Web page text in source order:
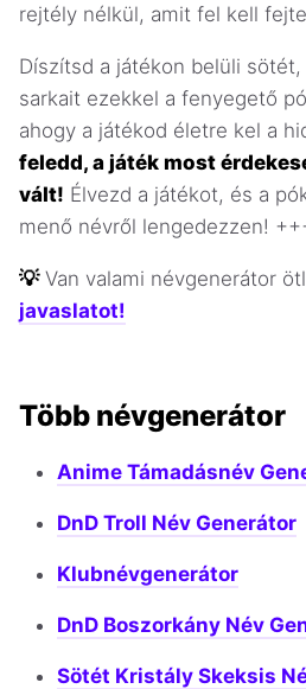
rejtély nélkül, amit fel kell
Díszítsd a játékon belüli
sarkait ezekkel a fenyegető
ahogy a játékod életre kel a
feledd, a játék most
vált! Élvezd a játékot, és a
menő névről lengedezzen!
💡 Van valami névgenerátor
javaslatot!
Több névgenerátor
Anime Támadásnév
DnD Troll Név Generátor
Klubnévgenerátor
DnD Boszorkány Név
Sötét Kristály Skeksis